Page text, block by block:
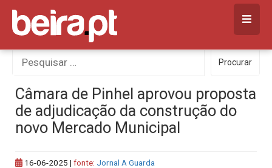
Skip
content
Procurar
por:
Procurar
Câmara de Pinhel aprovou proposta
de adjudicação da construção do
novo Mercado Municipal
16-06-2025 | fonte: Jornal A Guarda